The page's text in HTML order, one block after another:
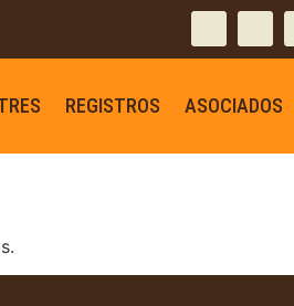
REGISTROS ASOCIADOS